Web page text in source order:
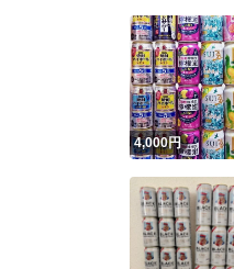
4,000円